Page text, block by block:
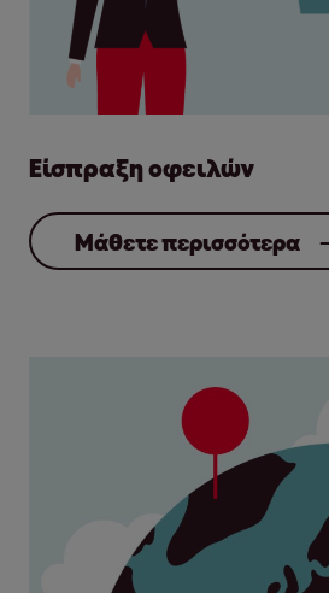
Είσπραξη οφειλών
Μάθετε περισσότερα